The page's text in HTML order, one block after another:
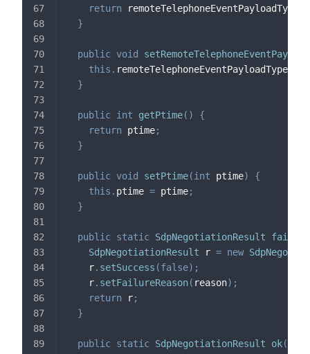
return remoteTelephoneEventPayloadType
}
public void
this . remoteTelephoneEventPayloadType
}
public int getPtime( )
{
return ptime;
}
public void setPtime(int ptime)
{
this . ptime = ptime;
}
public static SdpNegotiationResult fail
SdpNegotiationResult r = new
    r
. setSuccess (false) ;
    r
. setFailureReason( reason) ;
return r;
}
public static SdpNegotiationResult ok(